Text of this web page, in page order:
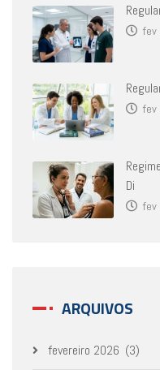
fev
fev
Di
fev
ARQUIVOS
fevereiro 2026 (3)